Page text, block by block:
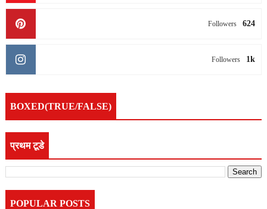
624
Followers
1k
Followers
BOXED(TRUE/FALSE)
प्रथम टूडे
POPULAR POSTS